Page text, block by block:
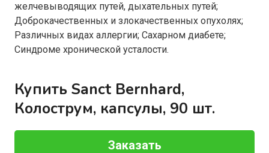
желчевыводящих путей, дыхательных путей;
Доброкачественных и злокачественных опухолях;
Различных видах аллергии; Сахарном диабете;
Синдроме хронической усталости.
Купить Sanct Bernhard,
Колострум, капсулы, 90 шт.
Заказать